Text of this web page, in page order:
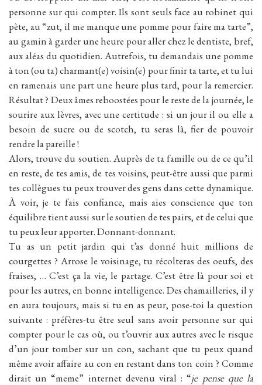
personne sur qui compter. Ils sont seuls face au robinet qui
pète, au “zut, il me manque une pomme pour faire ma tarte”,
au gamin à garder une heure pour aller chez le dentiste, bref,
aux aléas du quotidien. Autrefois, tu demandais une pomme
à ton (ou ta) charmant(e) voisin(e) pour finir ta tarte, et tu lui
en ramenais une part une heure plus tard, pour la remercier.
Résultat ? Deux âmes reboostées pour le reste de la journée, le
sourire aux lèvres, avec une certitude : si un jour il ou elle a
besoin de sucre ou de scotch, tu seras là, fier de pouvoir
rendre la pareille !
Alors, trouve du soutien. Auprès de ta famille ou de ce qu’il
en reste, de tes amis, de tes voisins, peut-être aussi que parmi
tes collègues tu peux trouver des gens dans cette dynamique.
À voir, je te fais confiance, mais aies conscience que ton
équilibre tient aussi sur le soutien de tes pairs, et de celui que
tu peux leur apporter. Donnant-donnant.
Tu as un petit jardin qui t’as donné huit millions de
courgettes ? Arrose le voisinage, tu récolteras des oeufs, des
fraises, … C’est ça la vie, le partage. C’est être là pour soi et
pour les autres, en bonne intelligence. Des chamailleries, il y
en aura toujours, mais si tu en as peur, pose-toi la question
suivante : préfères-tu être seul sans avoir personne sur qui
compter pour le cas où, ou t’ouvrir aux autres avec le risque
d’un jour tomber sur un con, sachant que tu peux quand
même avoir affaire au con en restant dans ton coin ? Comme
dirait un “meme” internet devenu viral : “je pense que la